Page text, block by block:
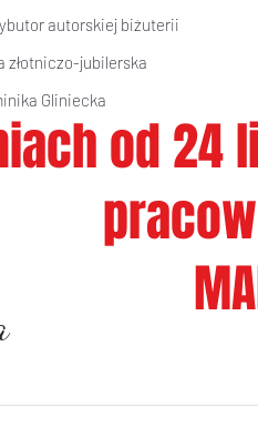
autorskiej biżuterii
złotniczo-jubilerska
nika Gliniecka
od 24